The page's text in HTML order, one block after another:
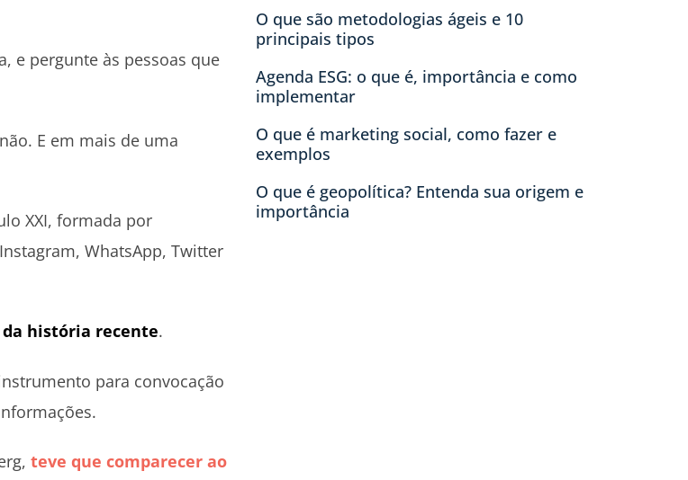
e pergunte às pessoas que
E em mais de uma
XXI, formada por
WhatsApp, Twitter
história recente.
para convocação
teve que comparecer ao
O que são metodologias ágeis e 10
principais tipos
Agenda ESG: o que é, importância e como
implementar
O que é marketing social, como fazer e
exemplos
O que é geopolítica? Entenda sua origem e
importância